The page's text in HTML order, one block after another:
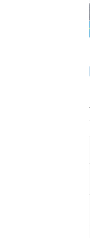
Chào mừng các bạn